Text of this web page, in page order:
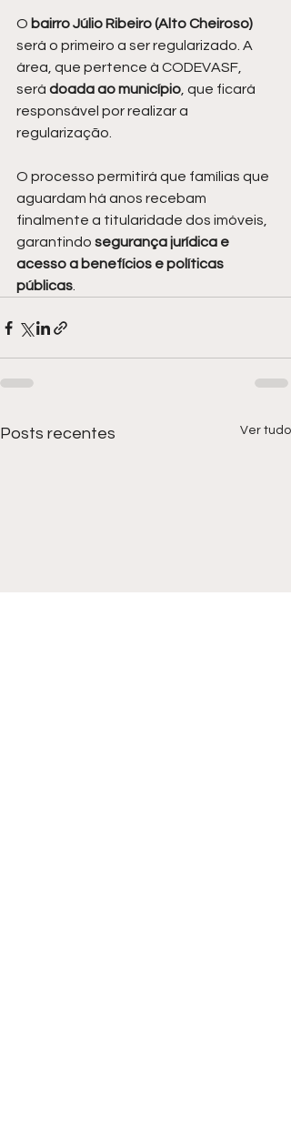
O bairro Júlio Ribeiro (Alto Cheiroso)
será o primeiro a ser regularizado. A
área, que pertence à CODEVASF,
será doada ao município, que ficará
responsável por realizar a
regularização.
O processo permitirá que famílias que
aguardam há anos recebam
finalmente a titularidade dos imóveis,
garantindo segurança jurídica e
acesso a benefícios e políticas
públicas.
Posts recentes Ver tudo